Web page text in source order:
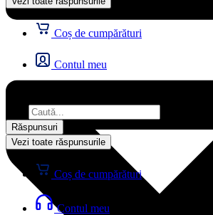
Coș de cumpărături
Contul meu
Răspunsuri
Vezi toate răspunsurile
Coș de cumpărături
Contul meu